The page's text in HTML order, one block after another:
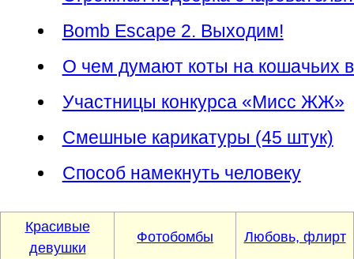
Bomb Escape 2. Выходим!
О чем думают коты на кошачьих
Участницы конкурса «Мисс ЖЖ»
Смешные карикатуры (45 штук)
Способ намекнуть человеку
Красивые
девушки
Фотобомбы Любовь, флирт